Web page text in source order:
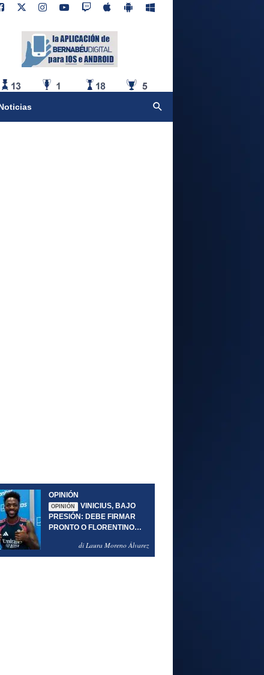
OPINIÓN
OPINIÓN
VINICIUS, BAJO
PRESIÓN: DEBE FIRMAR
PRONTO O FLORENTINO
di Laura Moreno Álvarez